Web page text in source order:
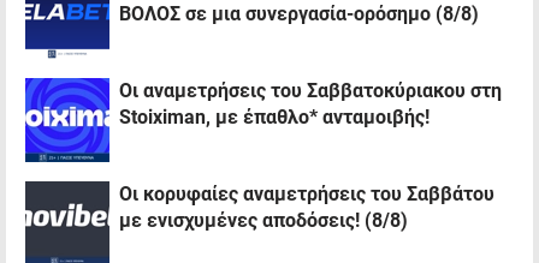
ΒΟΛΟΣ σε μια συνεργασία-ορόσημο (8/8)
Οι αναμετρήσεις του Σαββατοκύριακου στη
Stoiximan, με έπαθλο* ανταμοιβής!
Oι κορυφαίες αναμετρήσεις του Σαββάτου
με ενισχυμένες αποδόσεις! (8/8)